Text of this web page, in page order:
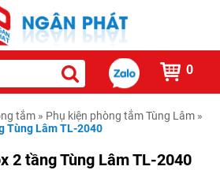
0
tắm » Phụ kiện phòng tắm Tùng Lâm »
Tùng Lâm TL-2040
2 tầng Tùng Lâm TL-2040